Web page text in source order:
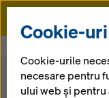
Doka
Înapoi la
Cookie-
Cookie-urile
necesare pentru
ului web și